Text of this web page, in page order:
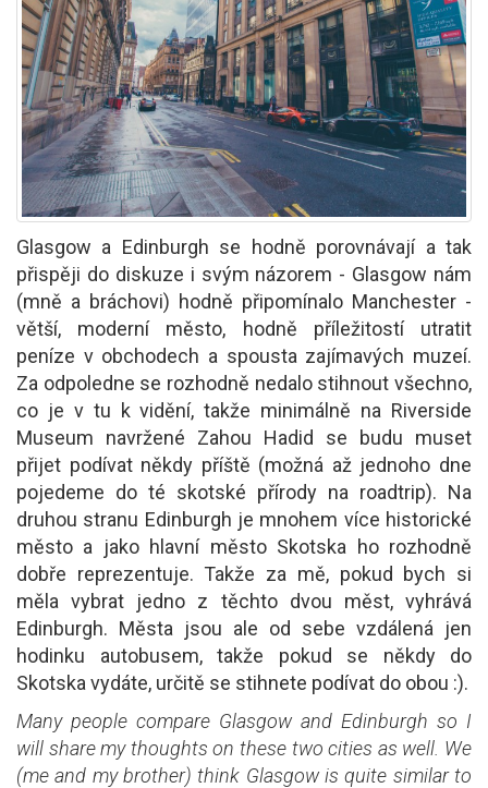
Glasgow a Edinburgh se hodně porovnávají a tak
přispěji do diskuze i svým názorem - Glasgow nám
(mně a bráchovi) hodně připomínalo Manchester -
větší, moderní město, hodně příležitostí utratit
peníze v obchodech a spousta zajímavých muzeí.
Za odpoledne se rozhodně nedalo stihnout všechno,
co je v tu k vidění, takže minimálně na Riverside
Museum navržené Zahou Hadid se budu muset
přijet podívat někdy příště (možná až jednoho dne
pojedeme do té skotské přírody na roadtrip). Na
druhou stranu Edinburgh je mnohem více historické
město a jako hlavní město Skotska ho rozhodně
dobře reprezentuje. Takže za mě, pokud bych si
měla vybrat jedno z těchto dvou měst, vyhrává
Edinburgh. Města jsou ale od sebe vzdálená jen
hodinku autobusem, takže pokud se někdy do
Skotska vydáte, určitě se stihnete podívat do obou :).
Many people compare Glasgow and Edinburgh so I
will share my thoughts on these two cities as well. We
(me and my brother) think Glasgow is quite similar to